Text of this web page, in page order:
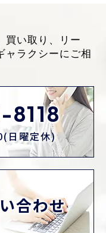
買い取り、リー
ャラクシーにご相
日曜定休)
合わせ